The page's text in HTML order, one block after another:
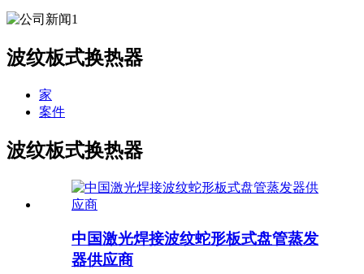
波纹板式换热器
家
案件
波纹板式换热器
中国激光焊接波纹蛇形板式盘管蒸发
器供应商